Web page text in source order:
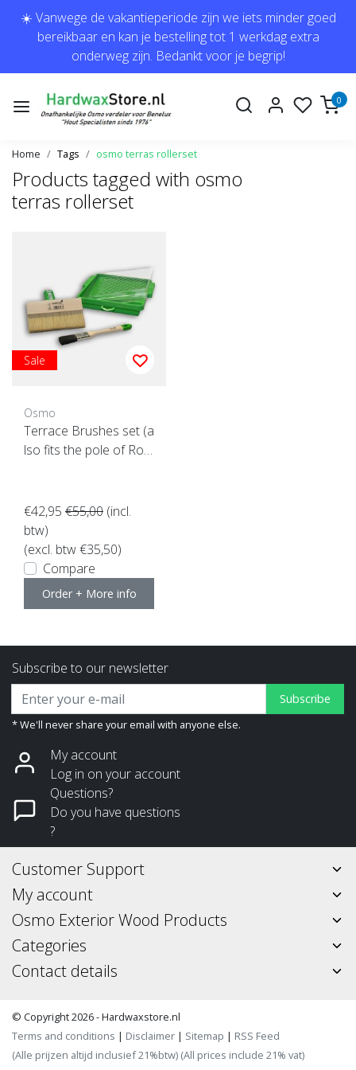
☀️ Vanwege de vakantieperiode zijn we iets minder goed
bereikbaar en kan je bestelling tot 1 werkdag extra
onderweg zijn. Bedankt voor je begrip!
0
Home Tags osmo terras rollerset
Products tagged with osmo
terras rollerset
Sale
Osmo
Terrace Brushes set (a
lso fits the pole of Roll
€42,95 €55,00 (incl.
btw)
(excl. btw €35,50)
Compare
Order + More info
Subscribe to our newsletter
Subscribe
* We'll never share your email with anyone else.
My account
Log in on your account
Questions?
Do you have questions
?
Customer Support
My account
Osmo Exterior Wood Products
Categories
Contact details
© Copyright 2026 - Hardwaxstore.nl
Terms and conditions | Disclaimer | Sitemap | RSS Feed
(Alle prijzen altijd inclusief 21%btw) (All prices include 21% vat)